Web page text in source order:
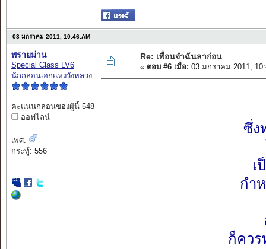
03 มกราคม 2011, 10:46:AM
พรายม่าน
Special Class LV6
นักกลอนเอกแห่งวังหลวง
คะแนนกลอนของผู้นี้ 548
ออฟไลน์
เพศ:
กระทู้: 556
Re: เพื่อนจ๋าฉันลาก่อน
« ตอบ #6 เมื่อ: 03 มกราคม 2011,
ซึ่ง
เ
กำ
ก็ควร